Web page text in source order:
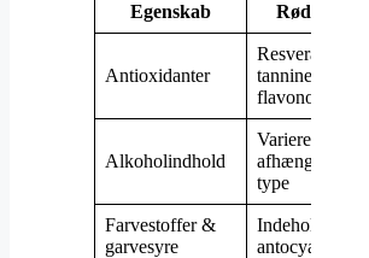
Egenskab Rødvin
Antioxidanter
Resveratrol,
tanniner,
flavonoider
Alkoholindhold
Varierer
afhængigt af
type
Farvestoffer &
garvesyre
Indeholder
antocyaniner